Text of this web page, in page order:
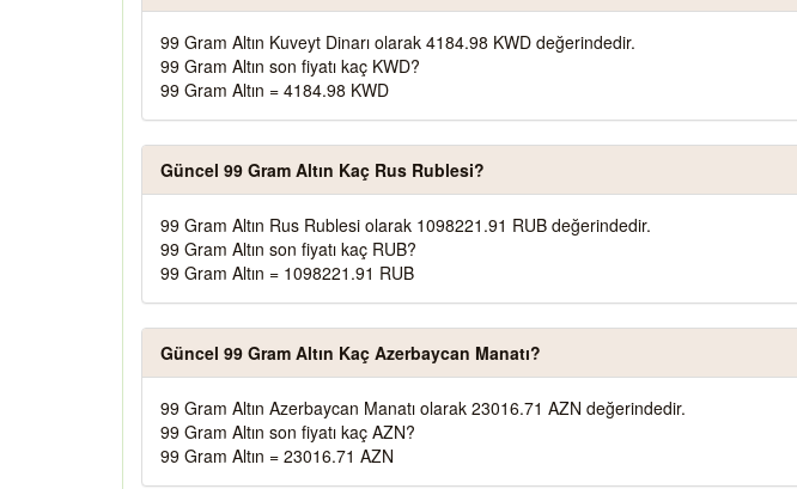
99 Gram Altın Kuveyt Dinarı olarak 4184.98 KWD değerindedir.
99 Gram Altın son fiyatı kaç KWD?
99 Gram Altın = 4184.98 KWD
Güncel 99 Gram Altın Kaç Rus Rublesi?
99 Gram Altın Rus Rublesi olarak 1098221.91 RUB değerindedir.
99 Gram Altın son fiyatı kaç RUB?
99 Gram Altın = 1098221.91 RUB
Güncel 99 Gram Altın Kaç Azerbaycan Manatı?
99 Gram Altın Azerbaycan Manatı olarak 23016.71 AZN değerindedir.
99 Gram Altın son fiyatı kaç AZN?
99 Gram Altın = 23016.71 AZN